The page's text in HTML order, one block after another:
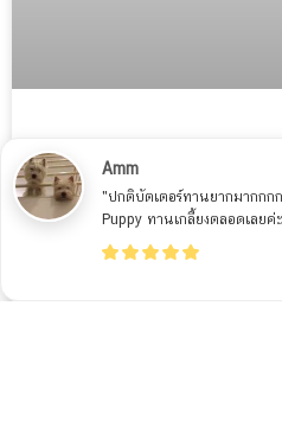
New! Coffee &
ฟรี! โพสประกาศซื้อ-ขาย โปรโมท
ที่เกียวกับน้องหมา น้องแมว และสัต
Contact
Amm
"ปกติบัตเตอร์ทานยากมากกก
Puppy ทานเกลี้ยงตลอดเลยค่